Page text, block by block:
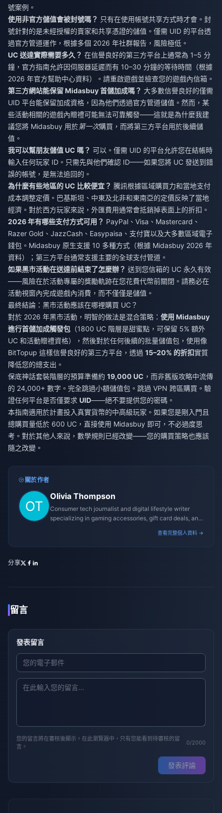
號案例。
使用非官方儲值會被封號嗎？ 只有在使用帳號共享方式時才會。封
號針對的是未經授權的賣家和共享憑證的儲值。僅需 UID 的平台透
過官方管道運作，根據多個 2026 年社群報告，風險極低。
UC 送達實際需要多久？ 在信譽良好的第三方平台上通常為 1–5 分
鐘，官方指南允許因伺服器延遲而有 10–30 分鐘的等待時間（根據
2026 年官方幫助中心資料）。請重啟遊戲並檢查您的遊戲內信箱。
第三方網站能保留 Midasbuy 首儲加成嗎？ 大多數信譽良好的僅需
UID 平台能保留加成資格，因為他們透過官方管道儲值。然而，某
些活動相關的遊戲內贈禮可能無法可靠觸發——這就是為什麼我建
議您將 Midasbuy 用於第一次購買，而將第三方平台用於後續儲
值。
我可以幫朋友儲值 UC 嗎？ 可以。僅需 UID 的平台允許您在結帳時
輸入任何玩家 ID。只需先與他們確認 ID——如果您將 UC 發送到錯
誤的帳號，是無法追回的。
為什麼有些地區的 UC 比較便宜？ 騰訊根據區域購買力和當地支付
成本調整定價。巴基斯坦、中東及北非和東南亞的定價反映了當地
經濟。對於西方玩家來說，外匯費用通常會抵銷掉表面上的折扣。
2026 年有哪些支付方式可用？ PayPal、Visa、Mastercard、
Razer Gold、JazzCash、Easypaisa、支付寶以及大多數區域電子
錢包。Midasbuy 原生支援 10 多種方式（根據 Midasbuy 2026 年
資料）；第三方平台通常支援主要的全球支付管道。
如果黑市活動在送達前結束了怎麼辦？ 送到您信箱的 UC 永久有效
——風險在於活動專屬的獎勵軌跡在您花費代幣前關閉。請務必在
活動視窗內完成遊戲內消費，而不僅僅是儲值。
最終結論：黑市活動應該在哪裡購買 UC？
對於 2026 年黑市活動，明智的做法是混合策略： 使用 Midasbuy
進行首儲加成觸發包 （1800 UC 階層是甜蜜點，可保留 5% 額外
UC 和活動贈禮資格），然後對於任何後續的批量儲值包，使用像
BitTopup 這樣信譽良好的第三方平台，透過 15–20% 的折扣實質
降低您的總支出。
保底神話套裝階層的預算準備約 19,000 UC ，而非舊版攻略中流傳
的 24,000+ 數字。完全跳過小額儲值包。跳過 VPN 跨區購買。驗
證任何平台是否僅要求 UID——絕不要提供您的密碼。
本指南適用於計畫投入真實貨幣的中高級玩家。如果您是剛入門且
總購買量低於 600 UC，直接使用 Midasbuy 即可，不必過度思
考。對於其他人來說，數學規則已經改變——您的購買策略也應該
隨之改變。
關於作者
Olivia Thompson
Consumer tech journalist and digital lifestyle writer
specializing in gaming accessories, gift card deals, and
查看完整個人資料 →
分享
留言
發表留言
您的留言將在審核後顯示。在此瀏覽器中，只有您能看到待審核的留
言。
0/2000
發表評論